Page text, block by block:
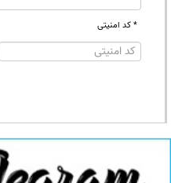
* کد امنیتی